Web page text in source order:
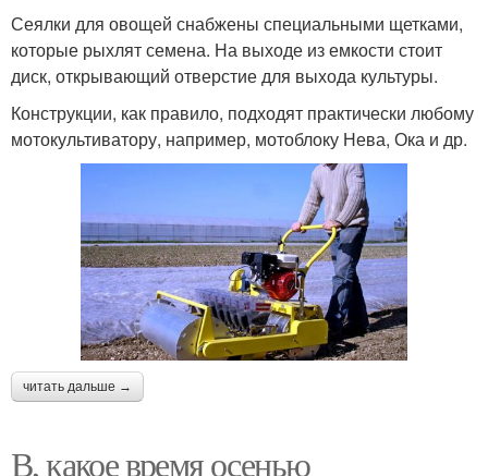
Сеялки для овощей снабжены специальными щетками,
которые рыхлят семена. На выходе из емкости стоит
диск, открывающий отверстие для выхода культуры.
Конструкции, как правило, подходят практически любому
мотокультиватору, например, мотоблоку Нева, Ока и др.
читать дальше →
В, какое время осенью